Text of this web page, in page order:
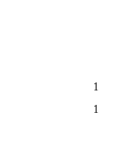
1
1